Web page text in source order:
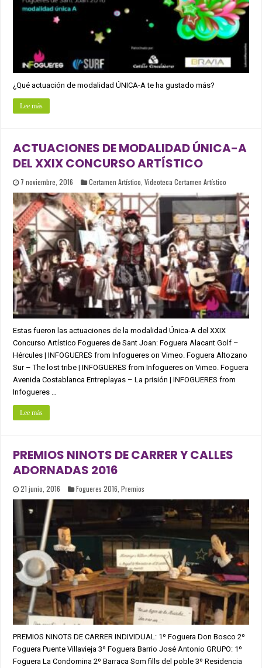
¿Qué actuación de modalidad ÚNICA-A te ha gustado más?
Lee más
ACTUACIONES DE MODALIDAD ÚNICA-A
DEL XXIX CONCURSO ARTÍSTICO
7 noviembre, 2016 Certamen Artístico ,Videoteca Certamen Artístico
Estas fueron las actuaciones de la modalidad Única-A del XXIX
Concurso Artístico Fogueres de Sant Joan: Foguera Alacant Golf –
Hércules | INFOGUERES from Infogueres on Vimeo. Foguera Altozano
Sur – The lost tribe | INFOGUERES from Infogueres on Vimeo. Foguera
Avenida Costablanca Entreplayas – La prisión | INFOGUERES from
Infogueres …
Lee más
PREMIOS NINOTS DE CARRER Y CALLES
ADORNADAS 2016
21 junio, 2016 Fogueres 2016 ,Premios
PREMIOS NINOTS DE CARRER INDIVIDUAL: 1º Foguera Don Bosco 2º
Foguera Puente Villavieja 3º Foguera Barrio José Antonio GRUPO: 1º
Foguera La Condomina 2º Barraca Som fills del poble 3º Residencia